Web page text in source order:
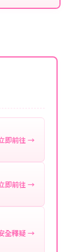
需求，確
即前往 →
即前往 →
全釋疑 →